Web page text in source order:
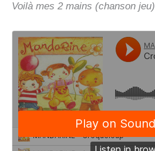
Voilà mes 2 mains (chanson jeu)